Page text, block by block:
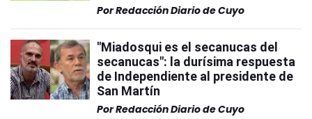
PorRedacción Diario de Cuyo
"Miadosqui es el secanucas del
secanucas": la durísima respuesta
de Independiente al presidente de
San Martín
PorRedacción Diario de Cuyo